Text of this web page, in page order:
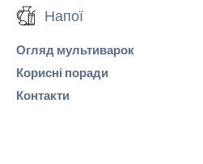
Напої
Огляд мультиварок
Корисні поради
Контакти